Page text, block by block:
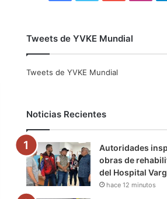
c
o
k
i
r
u
e
r
a
m
Tweets de YVKE Mundial
Tweets de YVKE Mundial
Noticias Recientes
Autoridades
obras de
del Hospital
hace 12 minutos